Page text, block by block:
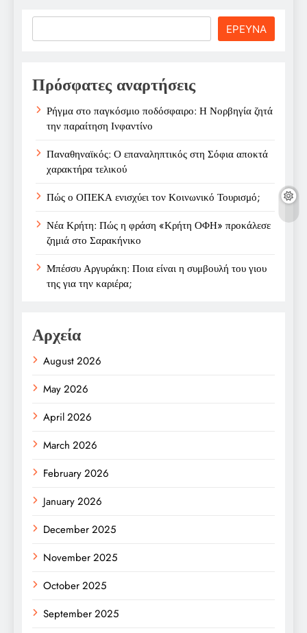
ΕΡΕΥΝΑ
Πρόσφατες αναρτήσεις
Ρήγμα στο παγκόσμιο ποδόσφαιρο: Η Νορβηγία ζητά
την παραίτηση Ινφαντίνο
Παναθηναϊκός: Ο επαναληπτικός στη Σόφια αποκτά
χαρακτήρα τελικού
Πώς ο ΟΠΕΚΑ ενισχύει τον Κοινωνικό Τουρισμό;
Νέα Κρήτη: Πώς η φράση «Κρήτη ΟΦΗ» προκάλεσε
ζημιά στο Σαρακήνικο
Μπέσσυ Αργυράκη: Ποια είναι η συμβουλή του γιου
της για την καριέρα;
Αρχεία
August 2026
May 2026
April 2026
March 2026
February 2026
January 2026
December 2025
November 2025
October 2025
September 2025